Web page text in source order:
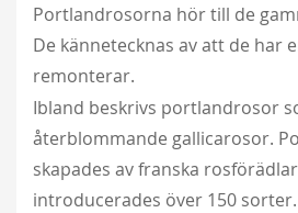
Portlandrosorna hör till de
De kännetecknas av att de har
remonterar.
Ibland beskrivs portlandrosor
återblommande gallicarosor.
skapades av franska
introducerades över 150